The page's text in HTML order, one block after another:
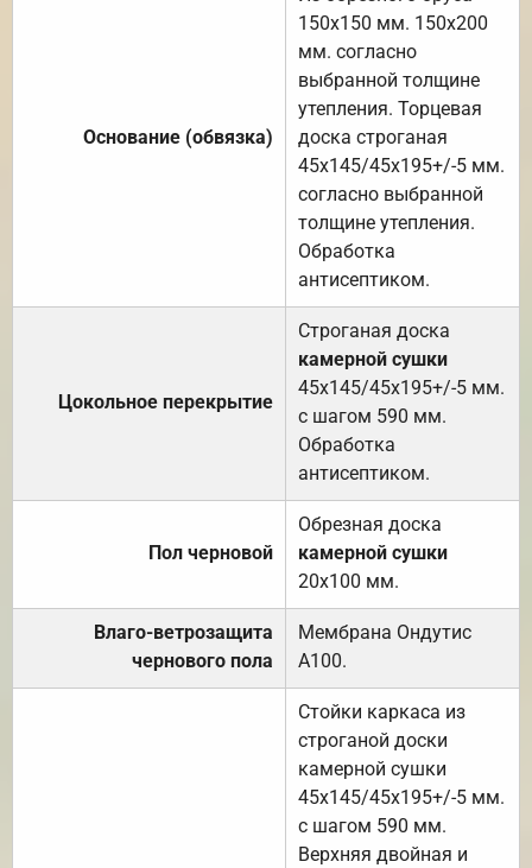
Основание (обвязка)
150х150 мм. 150х200
мм. согласно
выбранной толщине
утепления. Торцевая
доска строганая
45х145/45х195+/-5 мм.
согласно выбранной
толщине утепления.
Обработка
антисептиком.
Цокольное перекрытие
Строганая доска
камерной сушки
45х145/45х195+/-5 мм.
с шагом 590 мм.
Обработка
антисептиком.
Пол черновой
Обрезная доска
камерной сушки
20х100 мм.
Влаго-ветрозащита
чернового пола
Мембрана Ондутис
А100.
Стойки каркаса из
строганой доски
камерной сушки
45х145/45х195+/-5 мм.
с шагом 590 мм.
Верхняя двойная и